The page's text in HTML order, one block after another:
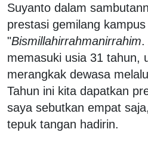
Suyanto dalam
prestasi gemilang
"Bismillahirrahmanirrahim.
memasuki usia 31 tahun,
merangkak dewasa
Tahun ini kita dapatkan
saya sebutkan empat
tepuk tangan hadirin.